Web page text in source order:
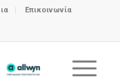
Επικοινωνία